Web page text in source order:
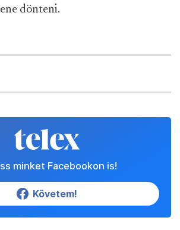
dönteni.
minket Facebookon is!
Követem!